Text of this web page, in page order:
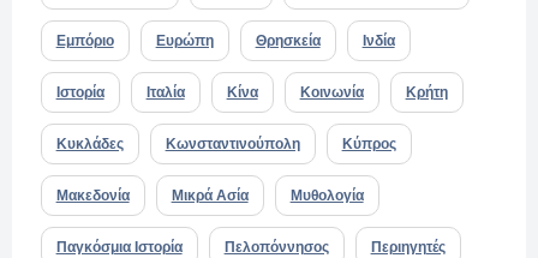
Εμπόριο Ευρώπη Θρησκεία Ινδία
Ιστορία Ιταλία Κίνα Κοινωνία Κρήτη
Κυκλάδες Κωνσταντινούπολη Κύπρος
Μακεδονία Μικρά Ασία Μυθολογία
Παγκόσμια Ιστορία Πελοπόννησος Περιηγητές